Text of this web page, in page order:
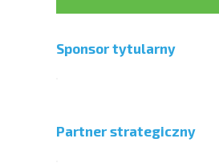
Sponsor tytularny
Partner strategiczny